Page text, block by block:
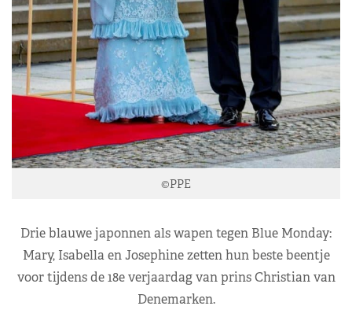
©PPE
Drie blauwe japonnen als wapen tegen Blue Monday:
Mary, Isabella en Josephine zetten hun beste beentje
voor tijdens de 18e verjaardag van prins Christian van
Denemarken.